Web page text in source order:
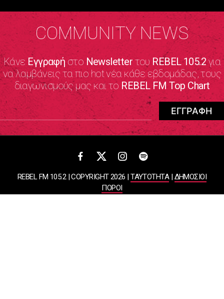
COMMUNITY NEWS
Κάνε Εγγραφήστο NewsletterτουREBEL 105.2για
να λαμβάνεις τα πιο hot νέα κάθε εβδομάδας, τους
διαγωνισμούς μας και το REBEL FM Top Chart
REBEL FM 105.2 | COPYRIGHT 2026 |ΤΑΥΤΟΤΗΤΑ|ΔΗΜΟΣΙΟΙ
ΠΟΡΟΙ